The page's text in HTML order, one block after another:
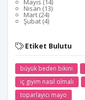
Mayıs (14)
Nisan (13)
Mart (24)
Şubat (4)
Etiket Bulutu
büyük beden bikini
iç giyim nasıl olmalı
toparlayıcı mayo